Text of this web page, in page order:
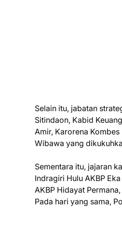
Selain itu, jabatan
Sitindaon, Kabid
Amir, Karorena
Wibawa yang
Sementara itu, jajaran
Indragiri Hulu AKBP
AKBP Hidayat
Pada hari yang sama,